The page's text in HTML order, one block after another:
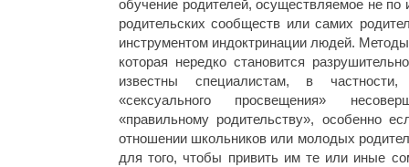
обучение родителей, осуществляемое не по
родительских сообществ или самих
инструментом индоктринации людей.
которая нередко становится
известны специалистам, в
«сексуального просвещения»
«правильному родительству», особенно
отношении школьников или молодых
для того, чтобы привить им те или иные